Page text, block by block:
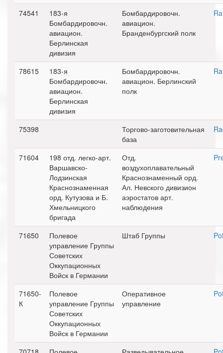
74541
183-я
Бомбардировочн.
авиацион.
Берлинская
дивизия
Бомбардировочн.
авиацион.
Бранденбургский полк
78615
183-я
Бомбардировочн.
авиацион.
Берлинская
дивизия
Бомбардировочн.
авиацион. Берлинский
полк
75398
Торгово-заготовительная
база
71604
198 отд. легко-арт.
Варшавско-
Лодзинская
Краснознаменная
орд. Кутузова и Б.
Хмельницкого
бригада
Отд.
воздухоплавательный
Краснознаменный орд.
Ал. Невского дивизион
аэростатов арт.
наблюдения
71650
Полевое
управление Группы
Советских
Оккупационных
Войск в Германии
Штаб Группы
71650-
К
Полевое
управление Группы
Советских
Оккупационных
Войск в Германии
Оперативное
управление